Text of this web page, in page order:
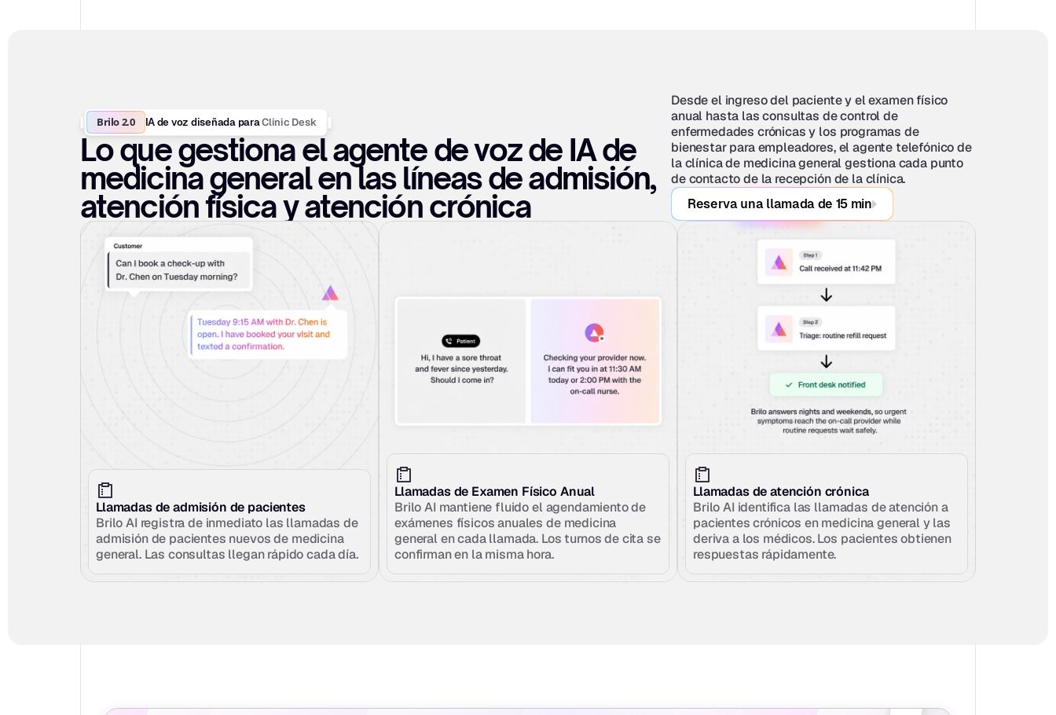
Brilo 2.0 IA de voz diseñada para Clinic Desk
Lo que gestiona el agente de voz de IA de
medicina general en las líneas de admisión,
atención física y atención crónica
Desde el ingreso del paciente y el examen físico
anual hasta las consultas de control de
enfermedades crónicas y los programas de
bienestar para empleadores, el agente telefónico de
la clínica de medicina general gestiona cada punto
de contacto de la recepción de la clínica.
Reserva una llamada de 15 min
Llamadas de admisión de pacientes
Brilo AI registra de inmediato las llamadas de
admisión de pacientes nuevos de medicina
general. Las consultas llegan rápido cada día.
Llamadas de Examen Físico Anual
Brilo AI mantiene fluido el agendamiento de
exámenes físicos anuales de medicina
general en cada llamada. Los turnos de cita se
confirman en la misma hora.
Llamadas de atención crónica
Brilo AI identifica las llamadas de atención a
pacientes crónicos en medicina general y las
deriva a los médicos. Los pacientes obtienen
respuestas rápidamente.